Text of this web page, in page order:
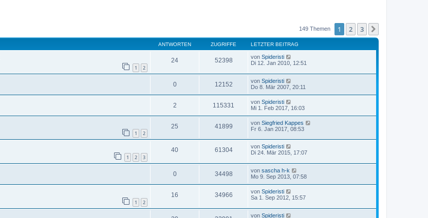
149 Themen 1 2 3
ANTWORTEN ZUGRIFFE LETZTER BEITRAG
1 2
24 52398 von Spideristi
Di 12. Jan 2010, 12:51
0 12152 von Spideristi
Do 8. Mär 2007, 20:11
2 115331 von Spideristi
Mi 1. Feb 2017, 16:03
1 2
25 41899 von Siegfried Kappes
Fr 6. Jan 2017, 08:53
1 2 3
40 61304 von Spideristi
Di 24. Mär 2015, 17:07
0 34498 von sascha h-k
Mo 9. Sep 2013, 07:58
1 2
16 34966 von Spideristi
Sa 1. Sep 2012, 15:57
von Spideristi